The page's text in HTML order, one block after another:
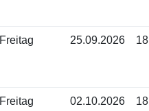
Freitag 25.09.2026
Freitag 02.10.2026